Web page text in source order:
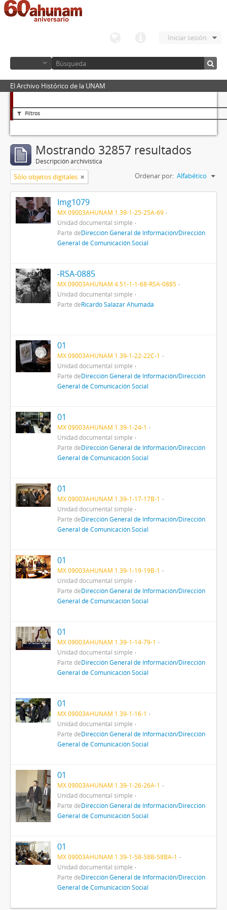
Iniciar sesión
El Archivo Histórico de la UNAM
Filtros
Mostrando 32857 resultados
Descripción archivística
Sólo objetos digitales Ordenar por: Alfabético
Img1079
MX 09003AHUNAM 1.39-1-25-25A-69
Unidad documental simple
Parte deDirección General de Información/Dirección
General de Comunicación Social
-RSA-0885
MX 09003AHUNAM 4.51-1-1-68-RSA-0885
Unidad documental simple
Parte deRicardo Salazar Ahumada
01
MX 09003AHUNAM 1.39-1-22-22C-1
Unidad documental simple
Parte deDirección General de Información/Dirección
General de Comunicación Social
01
MX 09003AHUNAM 1.39-1-24-1
Unidad documental simple
Parte deDirección General de Información/Dirección
General de Comunicación Social
01
MX 09003AHUNAM 1.39-1-17-17B-1
Unidad documental simple
Parte deDirección General de Información/Dirección
General de Comunicación Social
01
MX 09003AHUNAM 1.39-1-19-19B-1
Unidad documental simple
Parte deDirección General de Información/Dirección
General de Comunicación Social
01
MX 09003AHUNAM 1.39-1-14-79-1
Unidad documental simple
Parte deDirección General de Información/Dirección
General de Comunicación Social
01
MX 09003AHUNAM 1.39-1-16-1
Unidad documental simple
Parte deDirección General de Información/Dirección
General de Comunicación Social
01
MX 09003AHUNAM 1.39-1-26-26A-1
Unidad documental simple
Parte deDirección General de Información/Dirección
General de Comunicación Social
01
MX 09003AHUNAM 1.39-1-58-58B-58BA-1
Unidad documental simple
Parte deDirección General de Información/Dirección
General de Comunicación Social